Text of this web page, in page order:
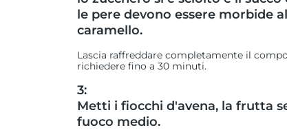
le pere devono essere morbide
caramello.
Lascia raffreddare completamente il
richiedere fino a 30 minuti.
3:
Metti i fiocchi d'avena, la frutta
fuoco medio.